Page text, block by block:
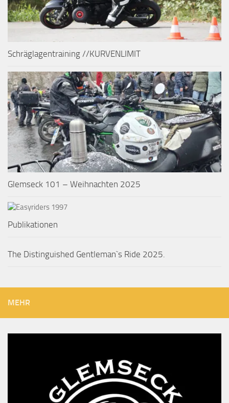
Schräglagentraining //KURVENLIMIT
Glemseck 101 – Weihnachten 2025
Publikationen
The Distinguished Gentleman`s Ride 2025.
MEHR